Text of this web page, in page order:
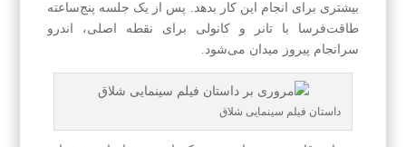
بیشتری برای انجام این کار بدهد. پس از یک جلسه پنج‌ساعته
طاقت‌فرسا با تانر و کانولی برای نقطه اصلی، اندرو
سرانجام پیروز میدان می‌شود.
داستان فیلم سینمایی شلاق